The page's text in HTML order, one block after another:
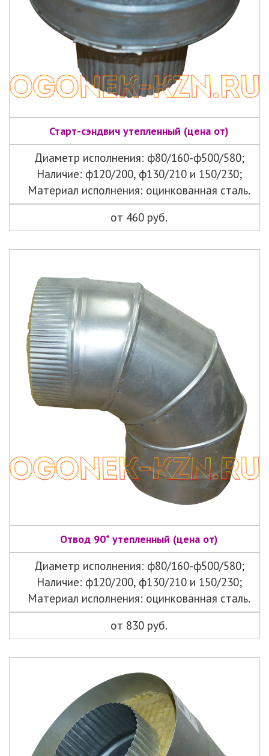
Старт-сэндвич утепленный (цена от)
Диаметр исполнения: ф80/160-ф500/580;
Наличие: ф120/200, ф130/210 и 150/230;
Материал исполнения: оцинкованная сталь.
от 460 руб.
Отвод 90* утепленный (цена от)
Диаметр исполнения: ф80/160-ф500/580;
Наличие: ф120/200, ф130/210 и 150/230;
Материал исполнения: оцинкованная сталь.
от 830 руб.